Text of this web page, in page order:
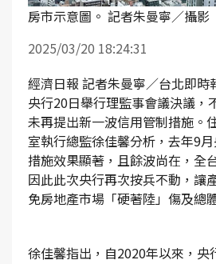
房市示意圖。 記者朱曼寧／攝影
2025/03/20 18:24:31
經濟日報 記者朱曼寧／台北即時
央行20日舉行理監事會議決議，
未再提出新一波信用管制措施。
室執行總監徐佳馨分析，去年9
措施效果顯著，且餘波尚在，全
因此此次央行再次按兵不動，讓
免房地產市場「硬著陸」傷及總
徐佳馨指出，自2020年以來，央